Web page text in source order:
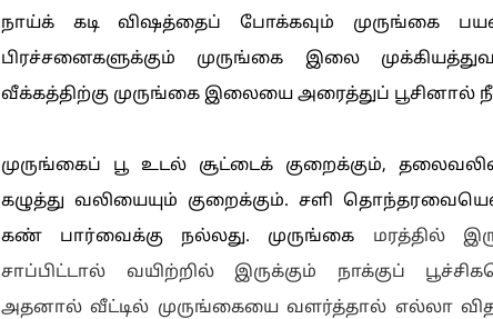
நாய்க் கடி விஷத்தைப் போக்கவும் முருங்கை
பிரச்சனைகளுக்கும் முருங்கை இலை
வீக்கத்திற்கு முருங்கை இலையை அரைத்துப் பூசினால்
முருங்கைப் பூ உடல் சூட்டைக் குறைக்கும்,
கழுத்து வலியையும் குறைக்கும். சளி
கண் பார்வைக்கு நல்லது. முருங்கை மர‌த்‌தி‌ல்
சாப்பிட்டால் வயிற்றில் இருக்கும் நாக்குப்
அதனால் வீட்டில் முருங்கையை வளர்த்தால் எல்லா